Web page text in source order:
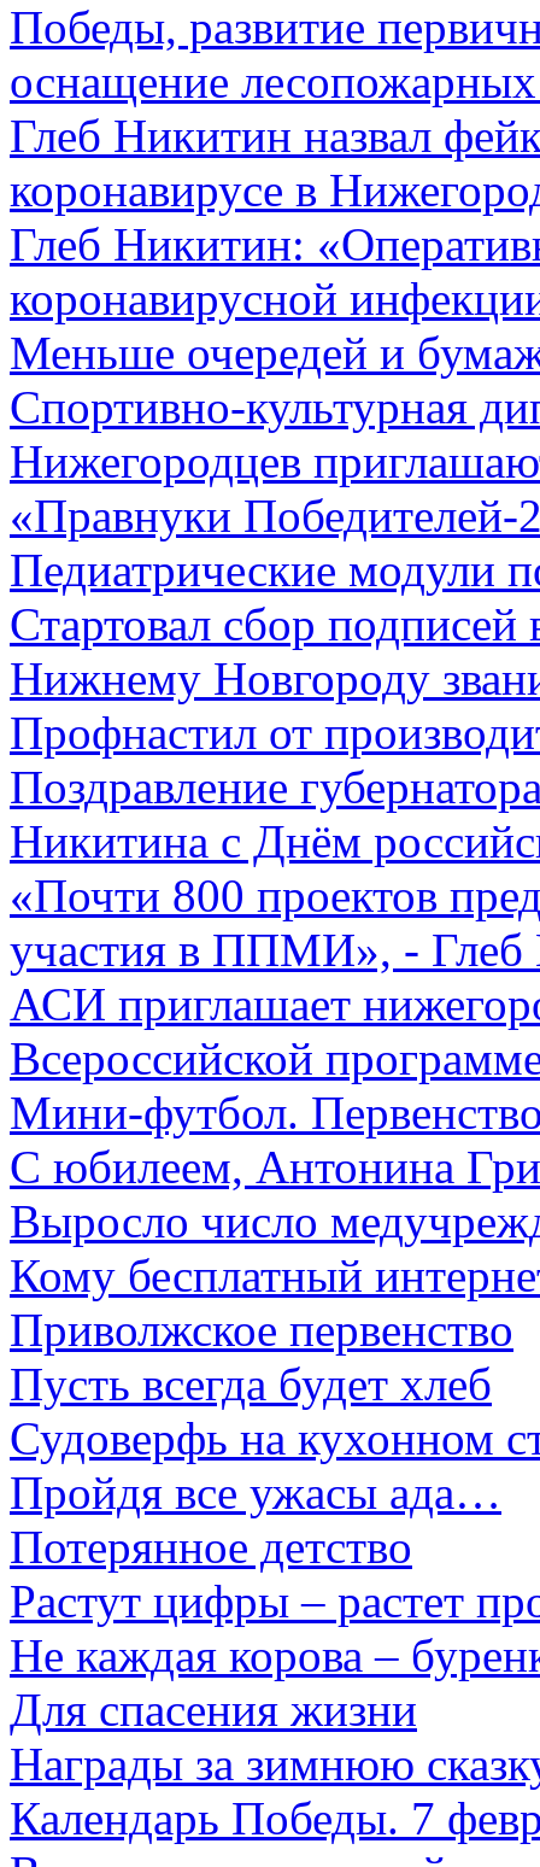
Победы, развитие
оснащение
Глеб Никитин назвал
коронавирусе в
Глеб Никитин:
коронавирусной
Меньше очередей и
Спортивно-культурная
Нижегородцев
«Правнуки Победителей-
Педиатрические модули
Стартовал сбор
Нижнему Новгороду
Профнастил от
Поздравление
Никитина с Днём
«Почти 800 проектов
участия в ППМИ», - Глеб
АСИ приглашает
Всероссийской
Мини-футбол.
С юбилеем, Антонина
Выросло число
Кому бесплатный
Приволжское первенство
Пусть всегда будет хлеб
Судоверфь на кухонном
Пройдя все ужасы ада…
Потерянное детство
Растут цифры – растет
Не каждая корова –
Для спасения жизни
Награды за зимнюю
Календарь Победы. 7